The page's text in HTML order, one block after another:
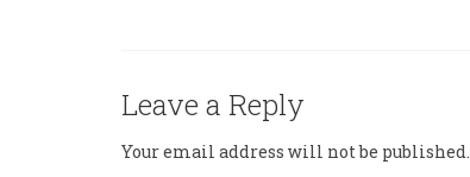
Leave a Reply
Your email address will not be published.